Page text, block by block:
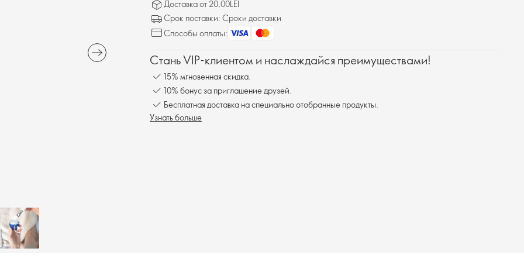
Доставка от 20,00LEI
Срок поставки: Сроки доставки
Способы оплаты:
Стань VIP-клиентом и наслаждайся преимуществами!
15% мгновенная скидка.
10% бонус за приглашение друзей.
Бесплатная доставка на специально отобранные продукты.
Узнать больше